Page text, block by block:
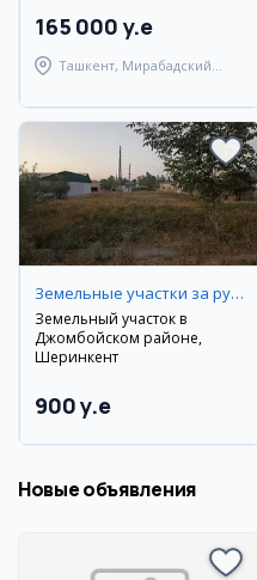
165 000 y.e
Ташкент, Мирабадский
Земельные участки за рубежом
Земельный участок в
Джомбойском районе,
Шеринкент
900 y.e
Новые объявления